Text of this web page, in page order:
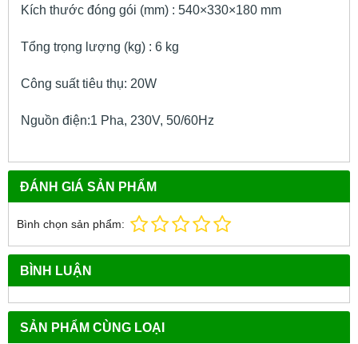
Kích thước đóng gói (mm) : 540×330×180 mm
Tổng trọng lượng (kg) : 6 kg
Công suất tiêu thụ: 20W
Nguồn điện:1 Pha, 230V, 50/60Hz
ĐÁNH GIÁ SẢN PHẨM
Bình chọn sản phẩm:
BÌNH LUẬN
SẢN PHẨM CÙNG LOẠI